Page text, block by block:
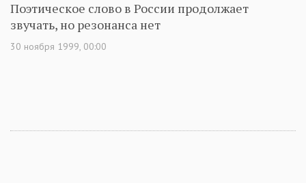
Поэтическое слово в России продолжает
звучать, но резонанса нет
30 ноября 1999, 00:00